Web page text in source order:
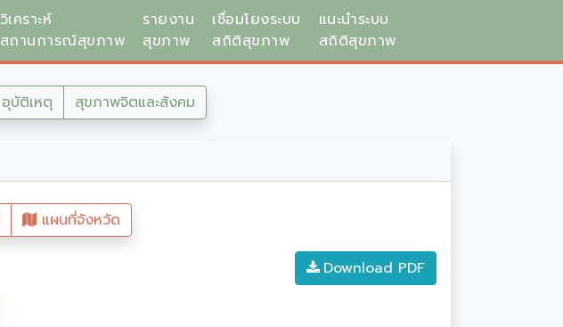
วิเคราะห์
สถานการณ์สุขภาพ
รายงาน
สุขภาพ
เชื่อมโยงระบบ
สถิติสุขภาพ
แนะนำระบบ
สถิติสุขภาพ
อุบัติเหตุ สุขภาพจิตและสังคม
แผนที่จังหวัด
Download PDF